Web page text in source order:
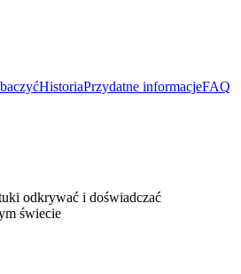
HistoriaPrzydatne informacjeFAQ
odkrywać i doświadczać
świecie